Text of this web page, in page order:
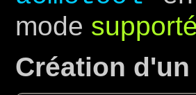
mode
Création